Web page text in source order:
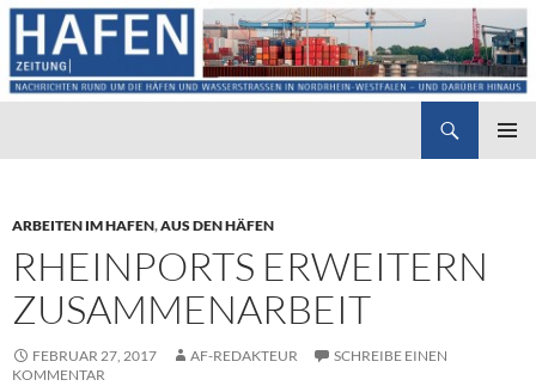
ARBEITEN IM HAFEN,AUS DEN HÄFEN
RHEINPORTS ERWEITERN
ZUSAMMENARBEIT
FEBRUAR 27, 2017 AF-REDAKTEUR
SCHREIBE EINEN
KOMMENTAR